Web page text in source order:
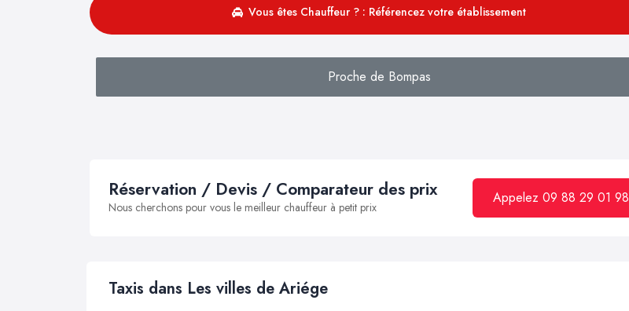
Vous êtes Chauffeur ? : Référencez votre établissement
Proche de Bompas
Réservation / Devis / Comparateur des prix
Nous cherchons pour vous le meilleur chauffeur à petit prix
Appelez 09 88 29 01 98
Taxis dans Les villes de Ariége